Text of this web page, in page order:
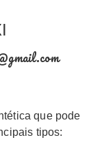
que pode
tipos: